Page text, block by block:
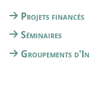
Projets financés
Séminaires
Groupements